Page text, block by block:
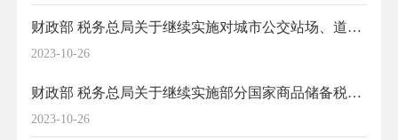
2023-10-26
财政部 税务总局关于继续实施对城市公交站场、道路客运站场、城市轨道交通系统减免城镇土地使用税优惠政策的公告（2023年第52号）
2023-10-26
财政部 税务总局关于继续实施部分国家商品储备税收优惠政策的公告（2023年第48号）